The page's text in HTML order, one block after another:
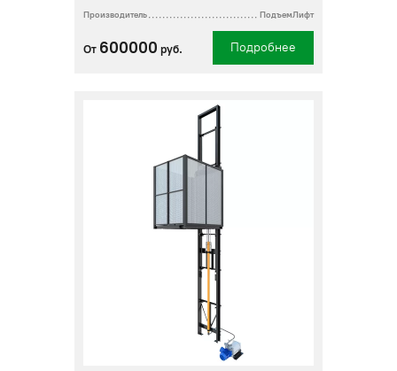
Производитель ПодъемЛифт
От 600000 руб. Подробнее